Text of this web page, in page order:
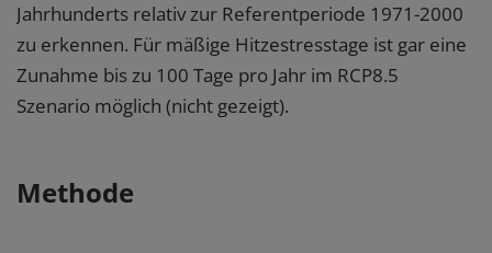
Jahrhunderts relativ zur Referentperiode 1971-2000
zu erkennen. Für mäßige Hitzestresstage ist gar eine
Zunahme bis zu 100 Tage pro Jahr im RCP8.5
Szenario möglich (nicht gezeigt).
Methode